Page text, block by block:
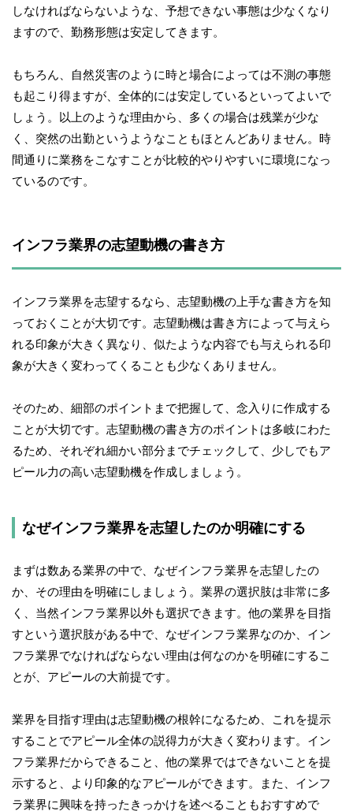
しなければならないような、予想できない事態は少なくなり
ますので、勤務形態は安定してきます。
もちろん、自然災害のように時と場合によっては不測の事態
も起こり得ますが、全体的には安定しているといってよいで
しょう。以上のような理由から、多くの場合は残業が少な
く、突然の出勤というようなこともほとんどありません。時
間通りに業務をこなすことが比較的やりやすいに環境になっ
ているのです。
インフラ業界の志望動機の書き方
インフラ業界を志望するなら、志望動機の上手な書き方を知
っておくことが大切です。志望動機は書き方によって与えら
れる印象が大きく異なり、似たような内容でも与えられる印
象が大きく変わってくることも少なくありません。
そのため、細部のポイントまで把握して、念入りに作成する
ことが大切です。志望動機の書き方のポイントは多岐にわた
るため、それぞれ細かい部分までチェックして、少しでもア
ピール力の高い志望動機を作成しましょう。
なぜインフラ業界を志望したのか明確にする
まずは数ある業界の中で、なぜインフラ業界を志望したの
か、その理由を明確にしましょう。業界の選択肢は非常に多
く、当然インフラ業界以外も選択できます。他の業界を目指
すという選択肢がある中で、なぜインフラ業界なのか、イン
フラ業界でなければならない理由は何なのかを明確にするこ
とが、アピールの大前提です。
業界を目指す理由は志望動機の根幹になるため、これを提示
することでアピール全体の説得力が大きく変わります。イン
フラ業界だからできること、他の業界ではできないことを提
示すると、より印象的なアピールができます。また、インフ
ラ業界に興味を持ったきっかけを述べることもおすすめで